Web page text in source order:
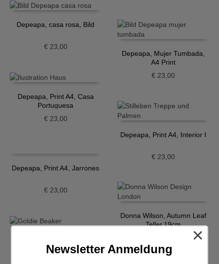
Depeapa, casa rosa, Bild
€23,00
Depeapa, Mujer Tumbada,
A4 Print
€ 23,00
Depeapa, Print A4, Casa
Portuguesa
€23,00
Depeapa, Print A4, Interior I
€ 23,00
Depeapa, Print A4, Jarrones
€23,00
Donna Wilson, Autumn Leaf
Teller,19cm
Newsletter Anmeldung
×